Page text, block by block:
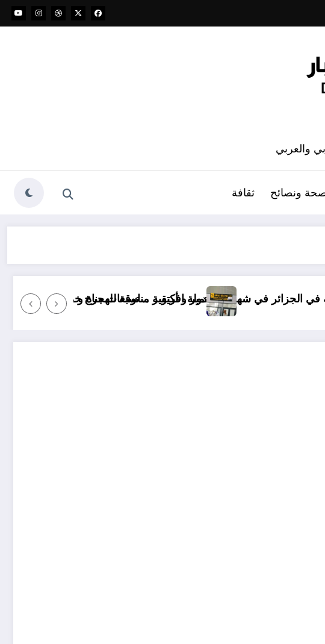
والعربي
ونصائح ثقافة
أكتوبر .. توقعات مناخ خريف 2026 الجزائر
دولة افريقية مناسبة للهجرة و مستقبلها كبير “منريد الخبز